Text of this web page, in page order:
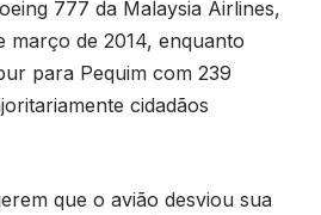
777 da Malaysia Airlines,
março de 2014, enquanto
para Pequim com 239
cidadãos
que o avião desviou sua